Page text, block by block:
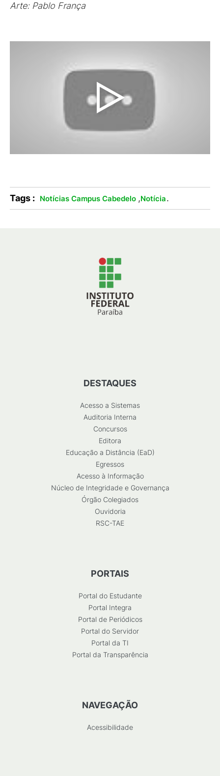
Arte: Pablo França
Tags : Notícias Campus Cabedelo ,Notícia.
DESTAQUES
Acesso a Sistemas
Auditoria Interna
Concursos
Editora
Educação a Distância (EaD)
Egressos
Acesso à Informação
Núcleo de Integridade e Governança
Órgão Colegiados
Ouvidoria
RSC-TAE
PORTAIS
Portal do Estudante
Portal Integra
Portal de Periódicos
Portal do Servidor
Portal da TI
Portal da Transparência
NAVEGAÇÃO
Acessibilidade